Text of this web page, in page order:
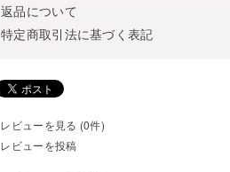
返品について
特定商取引法に基づく表記
レビューを見る (0件)
レビューを投稿